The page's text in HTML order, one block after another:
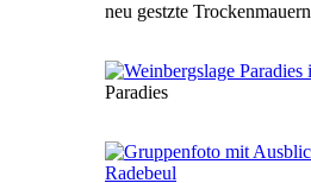
neu gestzte Trockenmauern
Paradies